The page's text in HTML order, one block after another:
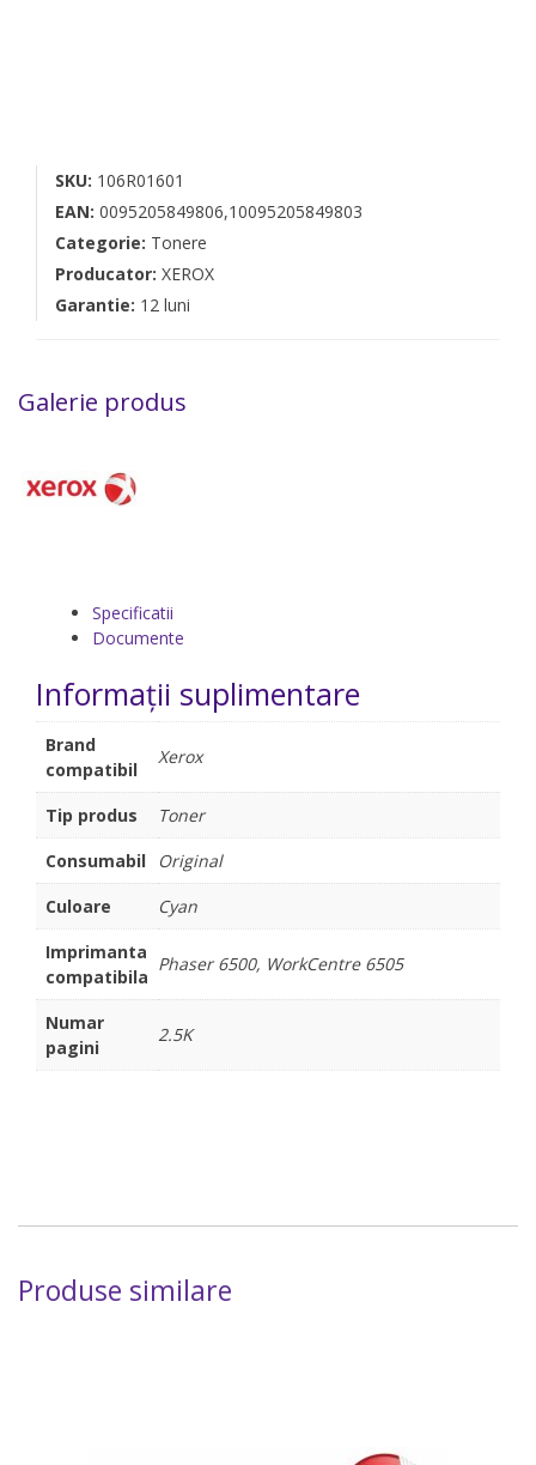
SKU: 106R01601
EAN: 0095205849806,10095205849803
Categorie: Tonere
Producator: XEROX
Garantie: 12 luni
Galerie produs
Specificatii
Documente
Informații suplimentare
Brand
compatibil
Xerox
Tip produs
Toner
Consumabil
Original
Culoare
Cyan
Imprimanta
compatibila
Phaser 6500, WorkCentre 6505
Numar
pagini
2.5K
Produse similare